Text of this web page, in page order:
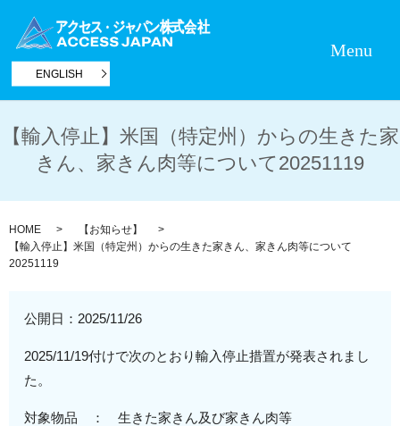
ENGLISH
Menu
【輸入停止】米国（特定州）からの生きた家
きん、家きん肉等について20251119
HOME
【お知らせ】
【輸入停止】米国（特定州）からの生きた家きん、家きん肉等について
20251119
公開日： 2025/11/26
2025/11/19付けで次のとおり輸入停止措置が発表されまし
た。
対象物品 ： 生きた家きん及び家きん肉等